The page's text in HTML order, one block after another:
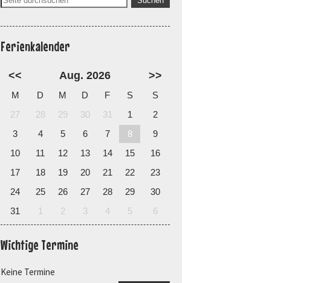
Ferienkalender
<< Aug. 2026 >>
M D M D F S
S
27
28 29 30 31 1
2
3
4 5 6 7 8
9
10
11 12 13 14 15
16
17
18 19 20 21 22
23
24
25 26 27 28 29
30
31
1 2 3 4 5 6
Wichtige Termine
Keine Termine